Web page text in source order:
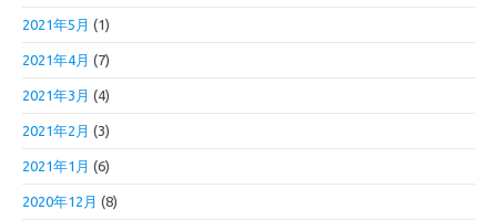
2021年5月 (1)
2021年4月 (7)
2021年3月 (4)
2021年2月 (3)
2021年1月 (6)
2020年12月 (8)